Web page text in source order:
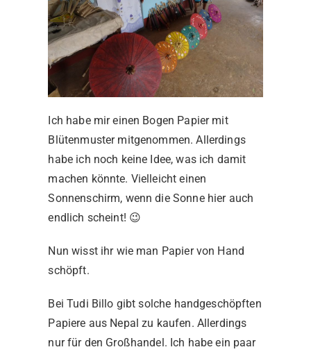
Ich habe mir einen Bogen Papier mit
Blütenmuster mitgenommen. Allerdings
habe ich noch keine Idee, was ich damit
machen könnte. Vielleicht einen
Sonnenschirm, wenn die Sonne hier auch
endlich scheint! 😉
Nun wisst ihr wie man Papier von Hand
schöpft.
Bei Tudi Billo gibt solche handgeschöpften
Papiere aus Nepal zu kaufen. Allerdings
nur für den Großhandel. Ich habe ein paar